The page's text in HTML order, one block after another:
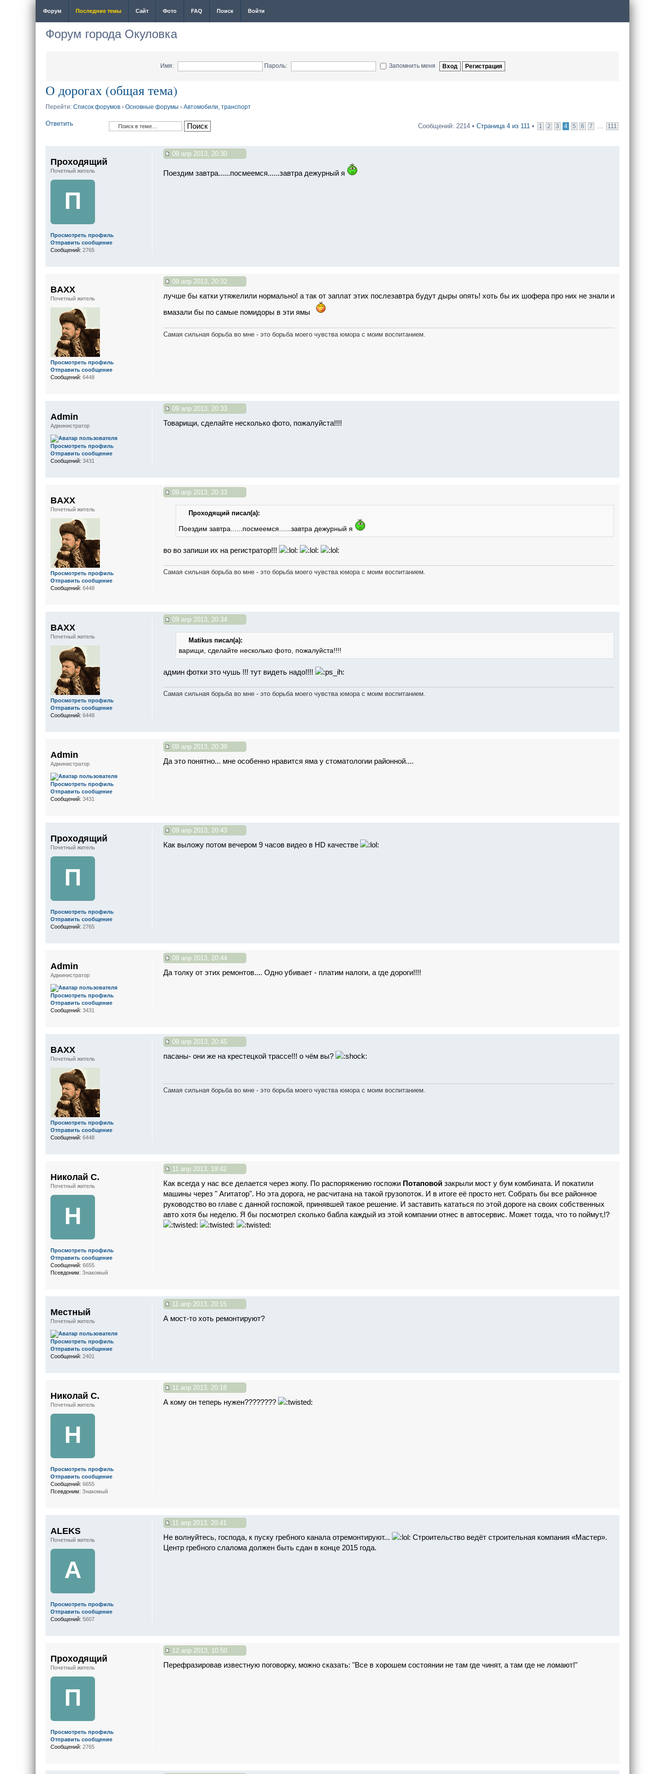
Форум Последние темы Сайт Фото FAQ Поиск Войти
Форум города Окуловка
Имя: Пароль: Запомнить меня
О дорогах (общая тема)
Перейти: Список форумов › Основные форумы › Автомобили, транспорт
Ответить Сообщений: 2214 • Страница 4 из 111 • 1 2 3 4 5 6 7 ... 111
09 апр 2013, 20:30
Поездим завтра......посмеемся......завтра дежурный я
Проходящий
Почетный житель
П
Просмотреть профиль
Отправить сообщение
Сообщений: 2765
09 апр 2013, 20:32
лучше бы катки утяжелили нормально! а так от заплат этих послезавтра будут дыры опять! хоть бы их шофера про них не знали и
вмазали бы по самые помидоры в эти ямы
Самая сильная борьба во мне - это борьба моего чувства юмора с моим воспитанием.
BAXX
Почетный житель
Просмотреть профиль
Отправить сообщение
Сообщений: 6448
09 апр 2013, 20:33
Товарищи, сделайте несколько фото, пожалуйста!!!!
Admin
Администратор
Просмотреть профиль
Отправить сообщение
Сообщений: 3431
09 апр 2013, 20:33
Проходящий писал(а):
Поездим завтра......посмеемся......завтра дежурный я
во во запиши их на регистратор!!!
Самая сильная борьба во мне - это борьба моего чувства юмора с моим воспитанием.
BAXX
Почетный житель
Просмотреть профиль
Отправить сообщение
Сообщений: 6448
09 апр 2013, 20:34
Matikus писал(а):
варищи, сделайте несколько фото, пожалуйста!!!!
админ фотки это чушь !!! тут видеть надо!!!!
Самая сильная борьба во мне - это борьба моего чувства юмора с моим воспитанием.
BAXX
Почетный житель
Просмотреть профиль
Отправить сообщение
Сообщений: 6448
09 апр 2013, 20:39
Да это понятно... мне особенно нравится яма у стоматологии районной....
Admin
Администратор
Просмотреть профиль
Отправить сообщение
Сообщений: 3431
09 апр 2013, 20:43
Как выложу потом вечером 9 часов видео в HD качестве
Проходящий
Почетный житель
П
Просмотреть профиль
Отправить сообщение
Сообщений: 2765
09 апр 2013, 20:44
Да толку от этих ремонтов.... Одно убивает - платим налоги, а где дороги!!!!
Admin
Администратор
Просмотреть профиль
Отправить сообщение
Сообщений: 3431
09 апр 2013, 20:45
пасаны- они же на крестецкой трассе!!! о чём вы?
Самая сильная борьба во мне - это борьба моего чувства юмора с моим воспитанием.
BAXX
Почетный житель
Просмотреть профиль
Отправить сообщение
Сообщений: 6448
11 апр 2013, 19:42
Как всегда у нас все делается через жопу. По распоряжению госпожи Потаповой закрыли мост у бум комбината. И покатили
машины через " Агитатор". Но эта дорога, не расчитана на такой грузопоток. И в итоге её просто нет. Собрать бы все районное
руководство во главе с данной госпожой, принявшей такое решение. И заставить кататься по этой дороге на своих собственных
авто хотя бы неделю. Я бы посмотрел сколько бабла каждый из этой компании отнес в автосервис. Может тогда, что то поймут,!?
Николай С.
Почетный житель
Н
Просмотреть профиль
Отправить сообщение
Сообщений: 6655
Псевдоним: Знакомый
11 апр 2013, 20:15
А мост-то хоть ремонтируют?
Местный
Почетный житель
Просмотреть профиль
Отправить сообщение
Сообщений: 2401
11 апр 2013, 20:18
А кому он теперь нужен????????
Николай С.
Почетный житель
Н
Просмотреть профиль
Отправить сообщение
Сообщений: 6655
Псевдоним: Знакомый
11 апр 2013, 20:41
Не волнуйтесь, господа, к пуску гребного канала отремонтируют...
Строительство ведёт строительная компания «Мастер».
Центр гребного слалома должен быть сдан в конце 2015 года.
ALEKS
Почетный житель
A
Просмотреть профиль
Отправить сообщение
Сообщений: 5607
12 апр 2013, 10:50
Перефразировав известную поговорку, можно сказать: "Все в хорошем состоянии не там где чинят, а там где не ломают!"
Проходящий
Почетный житель
П
Просмотреть профиль
Отправить сообщение
Сообщений: 2765